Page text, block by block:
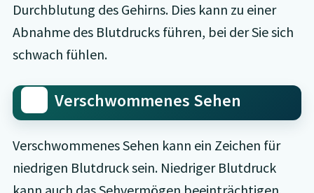
Durchblutung des Gehirns. Dies kann zu einer
Abnahme des Blutdrucks führen, bei der Sie sich
schwach fühlen.
Verschwommenes Sehen
Verschwommenes Sehen kann ein Zeichen für
niedrigen Blutdruck sein. Niedriger Blutdruck